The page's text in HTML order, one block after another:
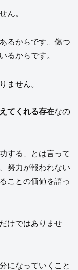
ん。
るからです。傷つ
るからです。
ません。
てくれる存在なの
する」とは言って
努力が報われない
ことの価値を語っ
けではありませ
になっていくこと